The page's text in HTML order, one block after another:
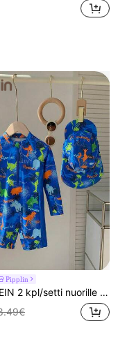
Pipplin
pojille söpö sarjakuvakuvioinen väripaletti pitkähihainen ihottuma-asu ja hattu uimapukusarja, sopii rannalle, uima-altaalle, keväälle/kesälle